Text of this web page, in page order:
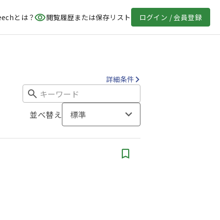
とは？ 閲覧履歴または保存リスト ログイン / 会員登録
詳細条件
並べ替え 標準